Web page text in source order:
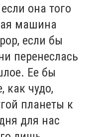
она того
машина
если бы
перенеслась
Ее бы
как чудо,
планеты к
для нас